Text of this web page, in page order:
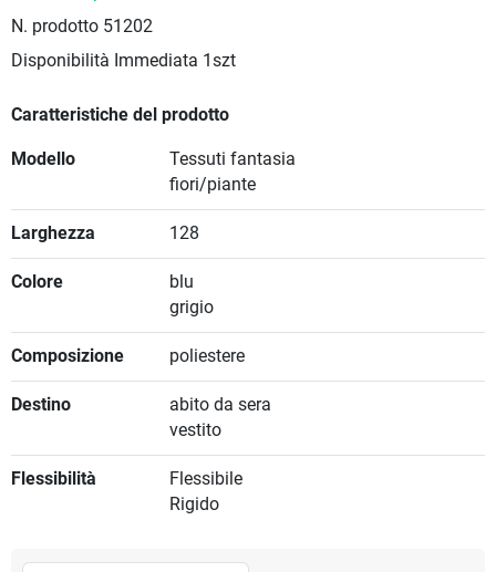
N. prodotto 51202
Disponibilità Immediata 1szt
Caratteristiche del prodotto
Modello
Tessuti fantasia
fiori/piante
Larghezza 128
Colore
blu
grigio
Composizione poliestere
Destino
abito da sera
vestito
Flessibilità
Flessibile
Rigido